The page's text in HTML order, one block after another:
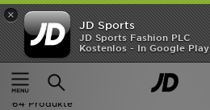
×
JD Sports
JD Sports Fashion PLC
Kostenlos - In Google Play
Startseite
Adidas Originals Samba
Adidas Originals Samba
64 Produkte
Startseite
ANGEBOTE
Marken